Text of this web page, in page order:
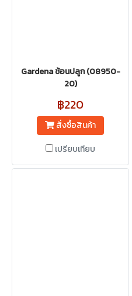
Gardena ช้อนปลูก (08950-
20)
฿220
สั่งซื้อสินค้า
เปรียบเทียบ